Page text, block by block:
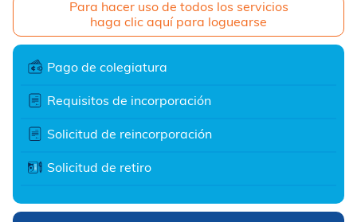
Para hacer uso de todos los servicios
haga clic aquí para loguearse
Pago de colegiatura
Requisitos de incorporación
Solicitud de reincorporación
Solicitud de retiro